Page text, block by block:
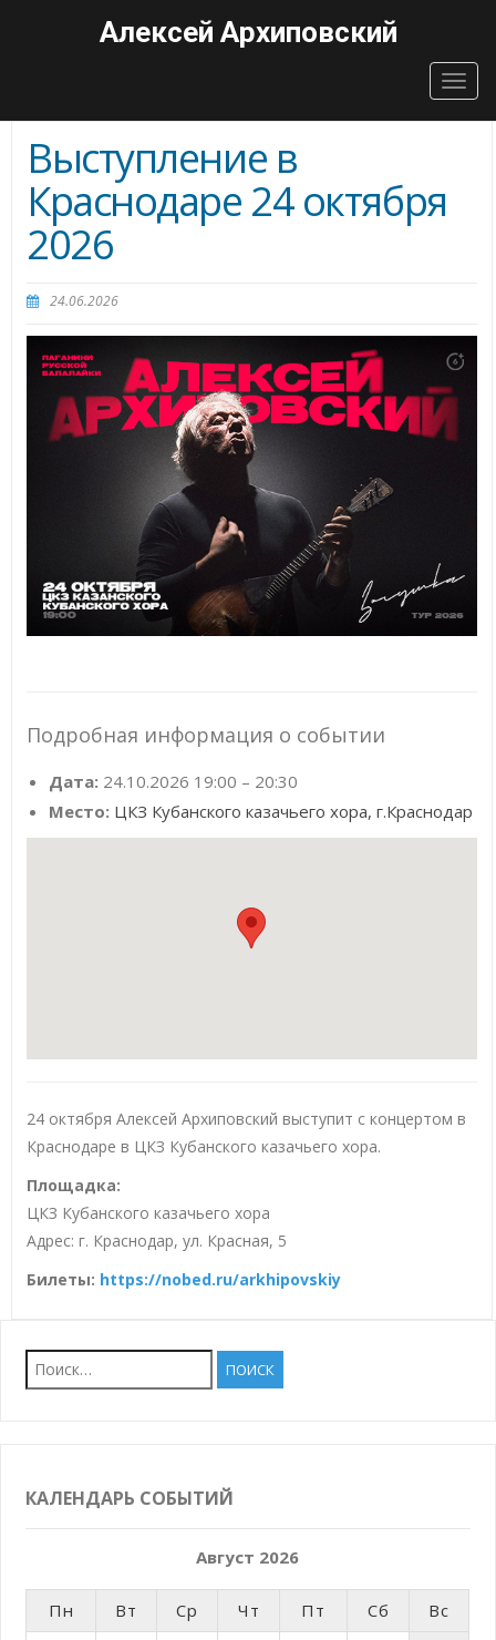
Алексей Архиповский
Выступление в
Краснодаре 24 октября
2026
24.06.2026
Подробная информация о событии
Дата: 24.10.2026 19:00 – 20:30
Место: ЦКЗ Кубанского казачьего хора, г.Краснодар
24 октября Алексей Архиповский выступит с концертом в
Краснодаре в ЦКЗ Кубанского казачьего хора.
Площадка:
ЦКЗ Кубанского казачьего хора
Адрес: г. Краснодар, ул. Красная, 5
Билеты: https://nobed.ru/arkhipovskiy
Найти:
КАЛЕНДАРЬ СОБЫТИЙ
Август 2026
Пн Вт Ср Чт Пт Сб
Вс